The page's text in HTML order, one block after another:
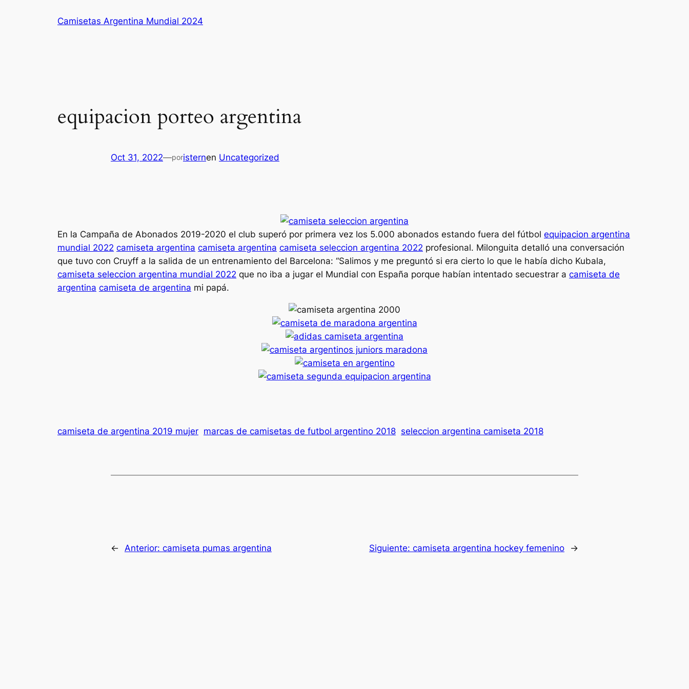
Camisetas Argentina Mundial 2024
equipacion porteo argentina
Oct 31, 2022—poristernen Uncategorized
En la Campaña de Abonados 2019-2020 el club superó por primera vez los 5.000 abonados estando fuera del fútbol equipacion argentina
mundial 2022 camiseta argentina camiseta argentina camiseta seleccion argentina 2022 profesional. Milonguita detalló una conversación
que tuvo con Cruyff a la salida de un entrenamiento del Barcelona: “Salimos y me preguntó si era cierto lo que le había dicho Kubala,
camiseta seleccion argentina mundial 2022 que no iba a jugar el Mundial con España porque habían intentado secuestrar a camiseta de
argentina camiseta de argentina mi papá.
camiseta de argentina 2019 mujer marcas de camisetas de futbol argentino 2018 seleccion argentina camiseta 2018
← Anterior: camiseta pumas argentina Siguiente: camiseta argentina hockey femenino →